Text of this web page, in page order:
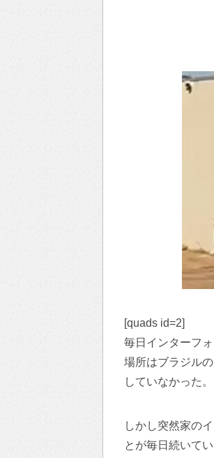
[quads id=2]
毎日インターフ
場所はブラジル
していなかった。
しかし突然家の
とが毎日続いて